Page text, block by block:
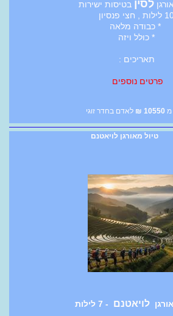
לסין בטיסות ישירות
, חצי פנסיון
* כבודה מלאה
* כולל ויזה
תאריכים :
פרטים נוספים
מ 10550
₪ לאדם בחדר זוגי
טיול מאורגן לויאטנם
לויאטנם - 7 לילות